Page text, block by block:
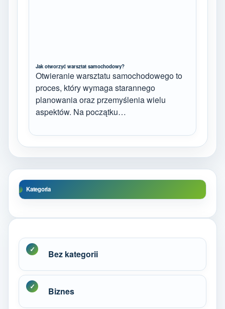
Jak otworzyć warsztat samochodowy?
Otwieranie warsztatu samochodowego to
proces, który wymaga starannego
planowania oraz przemyślenia wielu
aspektów. Na początku…
Kategoria
Bez kategorii
Biznes